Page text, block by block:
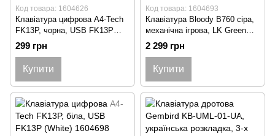
Код товара: 1604626
Клавіатура цифрова A4-Tech
FK13P, чорна, USB FK13P
(Black)
299 грн
Купити
Код товара: 1604693
Клавіатура Bloody B760 сіра,
механiчна ігрова, LK Green
перемикачі, USB B760 Bloody
(Grey) Green Sw
2 299 грн
Купити